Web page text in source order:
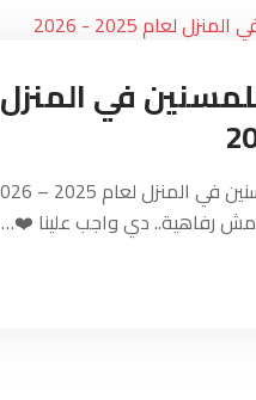
مش رفاهية.. دي واجب علينا ❤️…